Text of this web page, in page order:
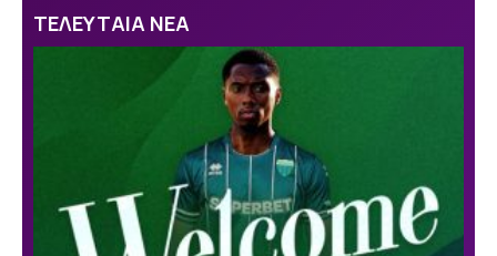
ΤΕΛΕΥΤΑΙΑ ΝΕΑ